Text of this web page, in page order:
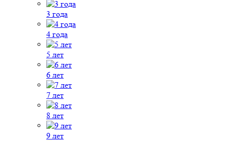
3 года
4 года
5 лет
6 лет
7 лет
8 лет
9 лет